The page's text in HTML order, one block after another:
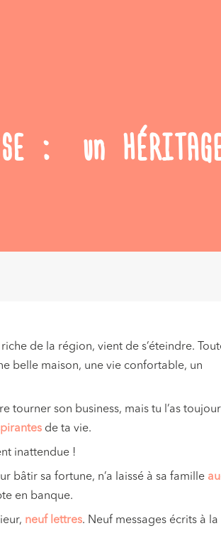
: un
de la région, vient de s’éteindre.
belle maison, une vie confortable, un
tourner son business, mais tu l’as
de ta vie.
inattendue !
bâtir sa fortune, n’a laissé à sa famille
en banque.
neuf lettres. Neuf messages écrits à la